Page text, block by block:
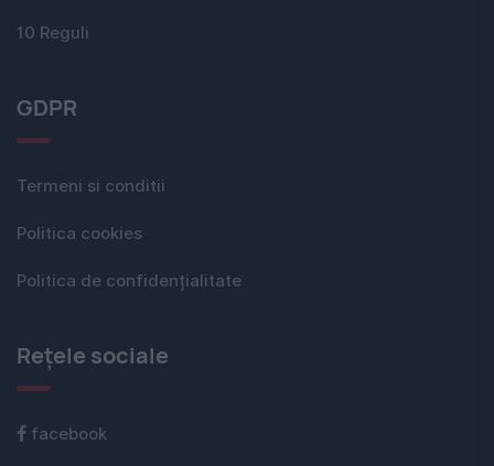
10 Reguli
GDPR
Termeni si conditii
Politica cookies
Politica de confidențialitate
Rețele sociale
facebook